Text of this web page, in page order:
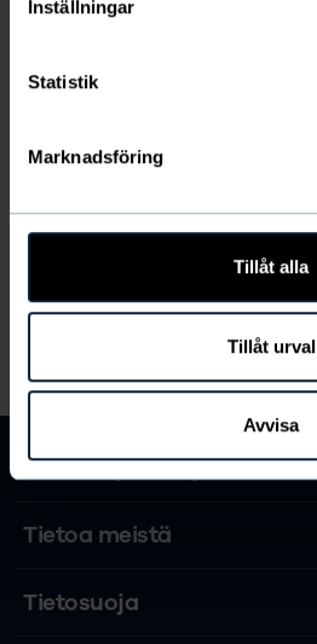
Inställningar
Statistik
Marknadsföring
Tillåt alla
Tillåt urval
Avvisa
Tuotetiedot
Toimituskulut ja kuljetus
Newbody Family
Tietoa meistä
Tietosuoja